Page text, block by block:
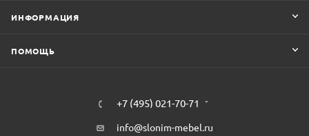
ИНФОРМАЦИЯ
ПОМОЩЬ
+7 (495) 021-70-71
info@slonim-mebel.ru